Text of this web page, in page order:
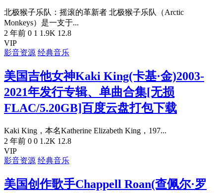
北极猴子乐队：摇滚的革新者 北极猴子乐队（Arctic
Monkeys）是一支于...
2 年前 0 1 1.9K 12.8
VIP
影音资源 经典音乐
美国吉他女神Kaki King(卡基·金)2003-
2021年发行专辑、单曲合集[无损
FLAC/5.20GB]百度云盘打包下载
Kaki King，本名Katherine Elizabeth King，197...
2 年前 0 0 1.2K 12.8
VIP
影音资源 经典音乐
美国创作歌手Chappell Roan(查佩尔·罗